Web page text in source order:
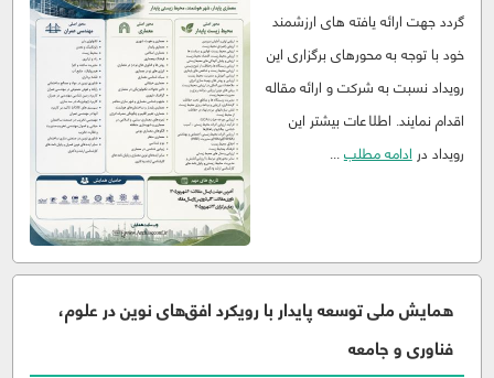
گردد جهت ارائه یافته های ارزشمند
خود با توجه به محورهای برگزاری این
رویداد نسبت به شرکت و ارائه مقاله
اقدام نمایند. اطلاعات بیشتر این
رویداد در ادامه مطلب...
همایش ملی توسعه پایدار با رویکرد افق‌های نوین در علوم،
فناوری و جامعه